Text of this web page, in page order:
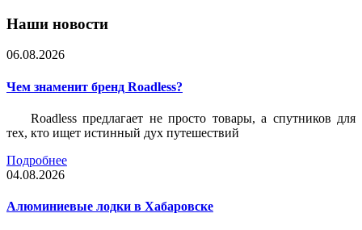
Наши новости
06.08.2026
Чем знаменит бренд Roadless?
Roadless предлагает не просто товары, а спутников для
тех, кто ищет истинный дух путешествий
Подробнее
04.08.2026
Алюминиевые лодки в Хабаровске